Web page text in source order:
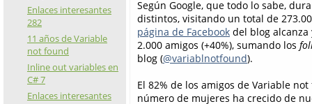
Enlaces interesantes
282
11 años de Variable
not found
Inline out variables en
C# 7
Enlaces interesantes
Según Google, que todo lo sabe,
distintos, visitando un total de
página de Facebook del blog alcanza
2.000 amigos (+40%), sumando los
blog (@variablnotfound).
El 82% de los amigos de Variable
número de mujeres ha crecido de